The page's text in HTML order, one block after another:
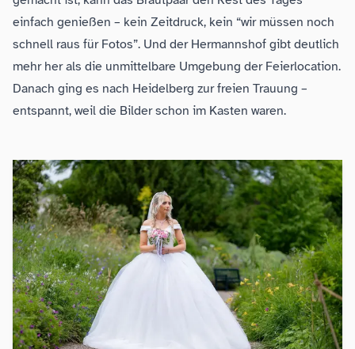
einfach genießen – kein Zeitdruck, kein “wir müssen noch
schnell raus für Fotos”. Und der Hermannshof gibt deutlich
mehr her als die unmittelbare Umgebung der Feierlocation.
Danach ging es nach Heidelberg zur freien Trauung –
entspannt, weil die Bilder schon im Kasten waren.